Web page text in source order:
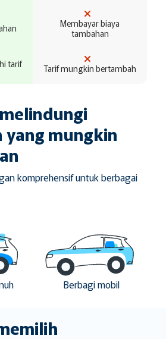
Membayar biaya
tambahan
tarif
Tarif mungkin bertambah
yang mungkin
komprehensif untuk berbagai
Berbagi mobil